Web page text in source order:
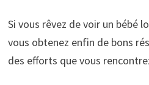
Si vous rêvez de voir un bébé
vous obtenez enfin de bons
des efforts que vous